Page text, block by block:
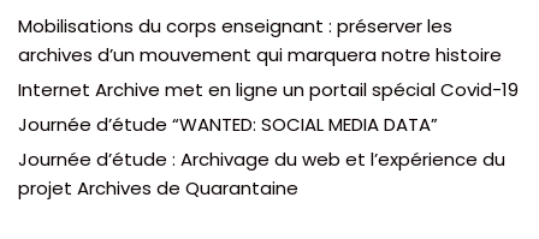
Mobilisations du corps enseignant : préserver les
archives d’un mouvement qui marquera notre histoire
Internet Archive met en ligne un portail spécial Covid-19
Journée d’étude “WANTED: SOCIAL MEDIA DATA”
Journée d’étude : Archivage du web et l’expérience du
projet Archives de Quarantaine